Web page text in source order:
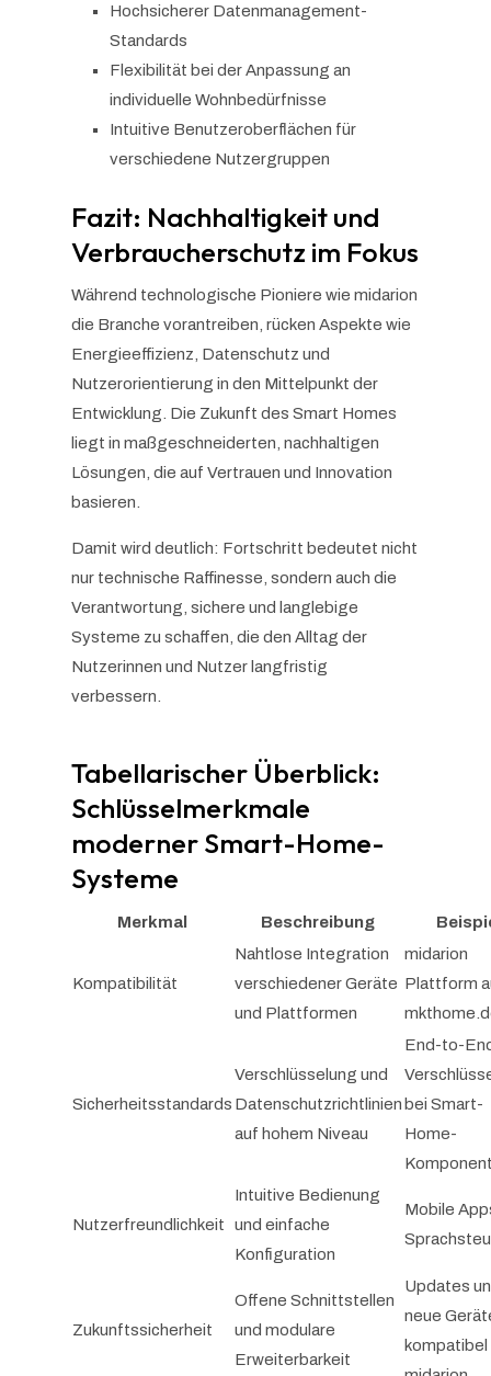
Hochsicherer Datenmanagement-
Standards
Flexibilität bei der Anpassung an
individuelle Wohnbedürfnisse
Intuitive Benutzeroberflächen für
verschiedene Nutzergruppen
Fazit: Nachhaltigkeit und
Verbraucherschutz im Fokus
Während technologische Pioniere wie midarion
die Branche vorantreiben, rücken Aspekte wie
Energieeffizienz, Datenschutz und
Nutzerorientierung in den Mittelpunkt der
Entwicklung. Die Zukunft des Smart Homes
liegt in maßgeschneiderten, nachhaltigen
Lösungen, die auf Vertrauen und Innovation
basieren.
Damit wird deutlich: Fortschritt bedeutet nicht
nur technische Raffinesse, sondern auch die
Verantwortung, sichere und langlebige
Systeme zu schaffen, die den Alltag der
Nutzerinnen und Nutzer langfristig
verbessern.
Tabellarischer Überblick:
Schlüsselmerkmale
moderner Smart-Home-
Systeme
Merkmal Beschreibung
Kompatibilität
Nahtlose Integration
verschiedener Geräte
und Plattformen
midarion
Plattform
Sicherheitsstandards
Verschlüsselung und
Datenschutzrichtlinien
auf hohem Niveau
End-to-
bei Smart-
Home-
Nutzerfreundlichkeit
Intuitive Bedienung
und einfache
Konfiguration
Mobile
Zukunftssicherheit
Offene Schnittstellen
und modulare
Erweiterbarkeit
Updates
neue
kompatibel